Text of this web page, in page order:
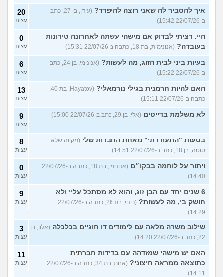
איך להסביר לה שאני רוצה להיפרד?
(עידן, בן 27, כתב
ב-22/07/26 15:42)
20
עצות
היי. רציתי לבדוק אם מישהי עשתה לאחרונה טירונות
בעובדה? (אנונימית, בת 18, כתבה ב-22/07/26 15:31)
0
עצות
בעיות ביני לבית הזוג, מה לעשות?
(אנונימי, בן 24, כתב
ב-22/07/26 15:22)
6
עצות
האם להיות חרמנית בגילי נורמאלי?
כתבה ב-22/07/26 15:11)
13
עצות
לא משלמת בדייטים (אלי, בן 29, כתב ב-22/07/26 15:00) 9
עצות
בטעות "התעוררתי" מאחת החברות שלי (מקווה שלא
סוטה, בן 18, כתב ב-22/07/26 14:51)
8
עצות
ויתור על לוחמה בבקו״ם
(אנונימי, בת 18, כתבה ב-22/07/26
14:40)
0
עצות
6 שנים יחד עם הבן זוג, והוא לא מסתכל עליי ולא
חושק בי, מה לעשות?
(כינוי, בת 26, כתבה ב-22/07/26
14:29)
9
עצות
שילוב משרה מלאה עם לימודים דו חוגיים בכלכלה (אלון, בן
22, כתב ב-22/07/26 14:20)
3
עצות
האם יש מישהי שמזדהה עם בדידות חברתית
כתוצאה ממראה חיצוני?
(אחת, בת 34, כתבה ב-22/07/26
14:11)
11
עצות